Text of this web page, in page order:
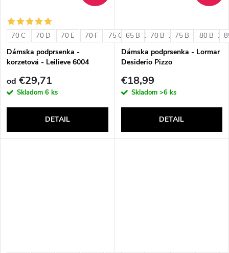
70 C 70 D 70 E 70 F 75 C 75 D 75 E 75 F 80 C
Dámska podprsenka -
korzetová - Leilieve 6004
od €29,71
Skladom 6 ks
DETAIL
65 B 70 B 75 B 80 B
Dámska podprsenka - Lormar
Desiderio Pizzo
€18,99
Skladom >6 ks
DETAIL